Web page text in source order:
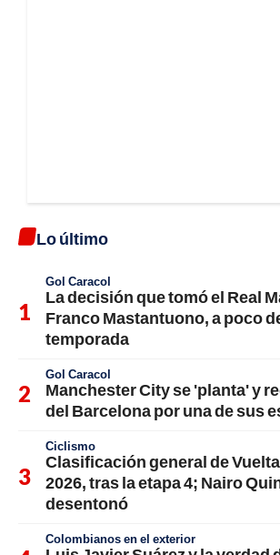
Lo último
Gol Caracol
La decisión que tomó el Real
Franco Mastantuono, a poco
temporada
Gol Caracol
Manchester City se 'planta' y
del Barcelona por una de sus
Ciclismo
Clasificación general de
2026, tras la etapa 4; Nairo
desentonó
Colombianos en el exterior